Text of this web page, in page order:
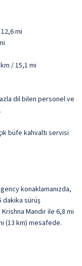
mi
/ 15,1 mi
dil bilen personel ve
büfe kahvaltı servisi
konaklamanızda,
dakika sürüş
Mandir ile 6,8 mi
(13 km) mesafede.